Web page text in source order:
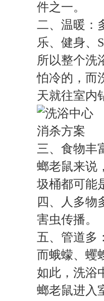
件之一。
二、温暖：
乐、健身、
所以整个洗
怕冷的，而
天就往室内
三、食物丰
螂老鼠来说
圾桶都可能
四、人多物
害虫传播。
五、管道多
而蛾蠓、蠼
如此，洗浴
螂老鼠进入